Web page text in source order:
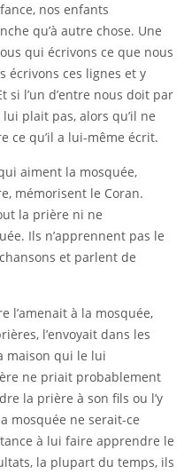
nos enfants
qu’à autre chose. Une
qui écrivons ce que nous
écrivons ces lignes et y
si l’un d’entre nous doit par
plait pas, alors qu’il ne
ce qu’il a lui-même écrit.
aiment la mosquée,
mémorisent le Coran.
la prière ni ne
Ils n’apprennent pas le
et parlent de
l’amenait à la mosquée,
l’envoyait dans les
maison qui le lui
ne priait probablement
la prière à son fils ou l’y
mosquée ne serait-ce
à lui faire apprendre le
la plupart du temps, ils